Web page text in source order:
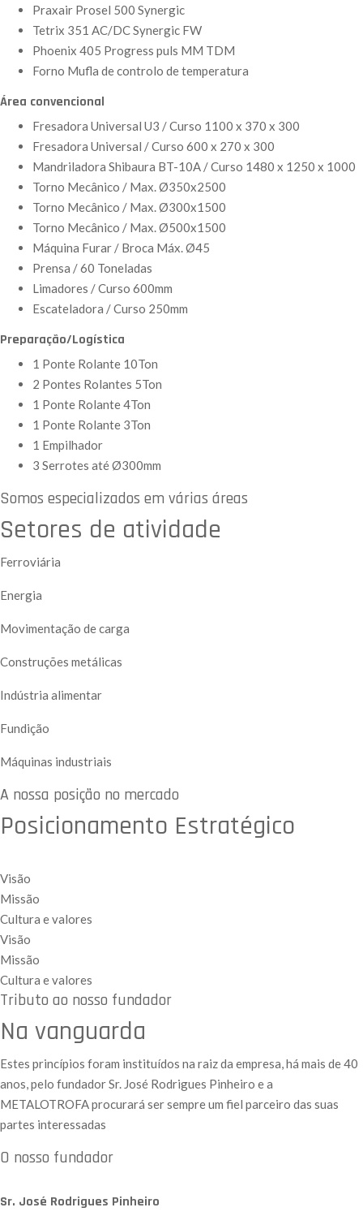
Praxair Prosel 500 Synergic
Tetrix 351 AC/DC Synergic FW
Phoenix 405 Progress puls MM TDM
Forno Mufla de controlo de temperatura
Área convencional
Fresadora Universal U3 / Curso 1100 x 370 x 300
Fresadora Universal / Curso 600 x 270 x 300
Mandriladora Shibaura BT-10A / Curso 1480 x 1250 x 1000
Torno Mecânico / Max. Ø350x2500
Torno Mecânico / Max. Ø300x1500
Torno Mecânico / Max. Ø500x1500
Máquina Furar / Broca Máx. Ø45
Prensa / 60 Toneladas
Limadores / Curso 600mm
Escateladora / Curso 250mm
Preparação/Logística
1 Ponte Rolante 10Ton
2 Pontes Rolantes 5Ton
1 Ponte Rolante 4Ton
1 Ponte Rolante 3Ton
1 Empilhador
3 Serrotes até Ø300mm
Somos especializados em várias áreas
Setores de atividade
Ferroviária
Energia
Movimentação de carga
Construções metálicas
Indústria alimentar
Fundição
Máquinas industriais
A nossa posição no mercado
Posicionamento Estratégico
Visão
Missão
Cultura e valores
Visão
Missão
Cultura e valores
Tributo ao nosso fundador
Na vanguarda
Estes princípios foram instituídos na raiz da empresa, há mais de 40
anos, pelo fundador Sr. José Rodrigues Pinheiro e a
METALOTROFA procurará ser sempre um fiel parceiro das suas
partes interessadas
O nosso fundador
Sr. José Rodrigues Pinheiro